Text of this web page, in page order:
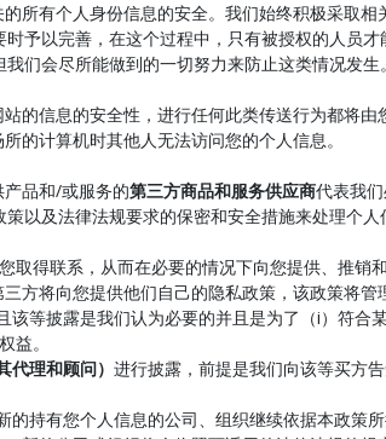
所有个人身份信息的安全。我们始终积极采取
予以完善，在这个过程中，只有被授权的人员
们会尽所能做到的一切努力来防止这类情况发
的信息的安全性，进行任何此类传送行为都将由
的计算机时其他人无法访问您的个人信息。
品和/或服务的第三方商品和服务供应商代表我
以及法律法规要求的保密和安全措施来处理个人
取得联系，从而在必要的情况下向您提供、推销
将向您提供他们自己的隐私政策，该政策将管
该等披露是我们认为必要的并且是为了（i）符合
益。
代理和顾问） 进行披露，前提是我们向该等买方
的持有您个人信息的公司、组织继续依据本政策